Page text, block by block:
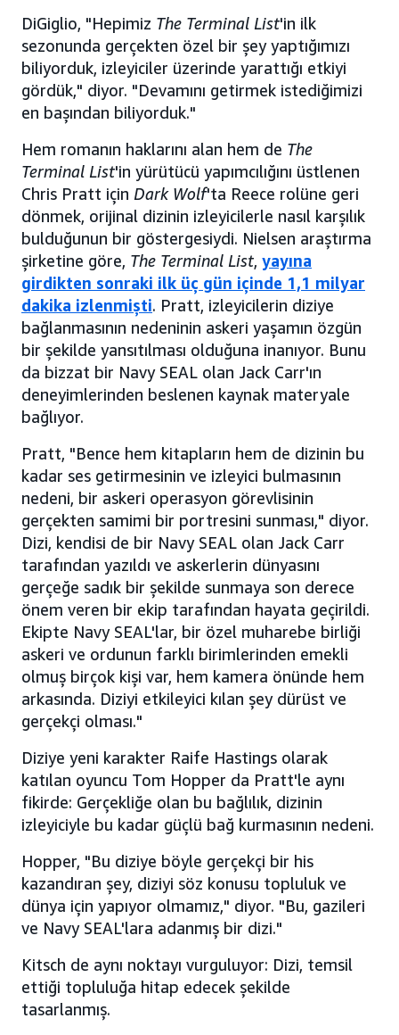
DiGiglio, "Hepimiz The Terminal List'in ilk
sezonunda gerçekten özel bir şey yaptığımızı
biliyorduk, izleyiciler üzerinde yarattığı etkiyi
gördük," diyor. "Devamını getirmek istediğimizi
en başından biliyorduk."
Hem romanın haklarını alan hem de The
Terminal List'in yürütücü yapımcılığını üstlenen
Chris Pratt için Dark Wolf'ta Reece rolüne geri
dönmek, orijinal dizinin izleyicilerle nasıl karşılık
bulduğunun bir göstergesiydi. Nielsen araştırma
şirketine göre, The Terminal List, yayına
girdikten sonraki ilk üç gün içinde 1,1 milyar
dakika izlenmişti. Pratt, izleyicilerin diziye
bağlanmasının nedeninin askeri yaşamın özgün
bir şekilde yansıtılması olduğuna inanıyor. Bunu
da bizzat bir Navy SEAL olan Jack Carr'ın
deneyimlerinden beslenen kaynak materyale
bağlıyor.
Pratt, "Bence hem kitapların hem de dizinin bu
kadar ses getirmesinin ve izleyici bulmasının
nedeni, bir askeri operasyon görevlisinin
gerçekten samimi bir portresini sunması," diyor.
Dizi, kendisi de bir Navy SEAL olan Jack Carr
tarafından yazıldı ve askerlerin dünyasını
gerçeğe sadık bir şekilde sunmaya son derece
önem veren bir ekip tarafından hayata geçirildi.
Ekipte Navy SEAL'lar, bir özel muharebe birliği
askeri ve ordunun farklı birimlerinden emekli
olmuş birçok kişi var, hem kamera önünde hem
arkasında. Diziyi etkileyici kılan şey dürüst ve
gerçekçi olması."
Diziye yeni karakter Raife Hastings olarak
katılan oyuncu Tom Hopper da Pratt'le aynı
fikirde: Gerçekliğe olan bu bağlılık, dizinin
izleyiciyle bu kadar güçlü bağ kurmasının nedeni.
Hopper, "Bu diziye böyle gerçekçi bir his
kazandıran şey, diziyi söz konusu topluluk ve
dünya için yapıyor olmamız," diyor. "Bu, gazileri
ve Navy SEAL'lara adanmış bir dizi."
Kitsch de aynı noktayı vurguluyor: Dizi, temsil
ettiği topluluğa hitap edecek şekilde
tasarlanmış.